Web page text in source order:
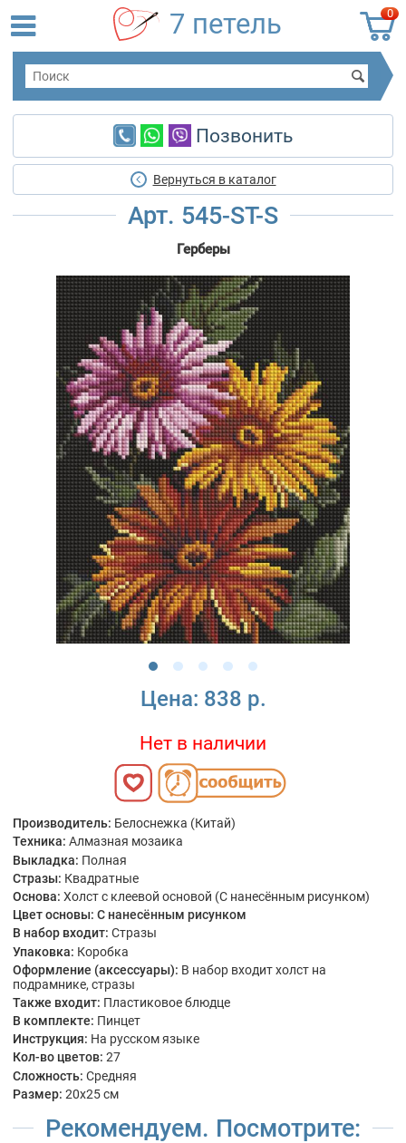
0
7 петель
Позвонить
Вернуться в каталог
Арт. 545-ST-S
Герберы
Цена: 838 р.
Нет в наличии
Производитель: Белоснежка (Китай)
Техника: Алмазная мозаика
Выкладка: Полная
Стразы: Квадратные
Основа: Холст с клеевой основой (С нанесённым рисунком)
Цвет основы: С нанесённым рисунком
В набор входит: Стразы
Упаковка: Коробка
Оформление (аксессуары): В набор входит холст на
подрамнике, стразы
Также входит: Пластиковое блюдце
В комплекте: Пинцет
Инструкция: На русском языке
Кол-во цветов: 27
Сложность: Средняя
Размер: 20x25 см
Рекомендуем. Посмотрите: